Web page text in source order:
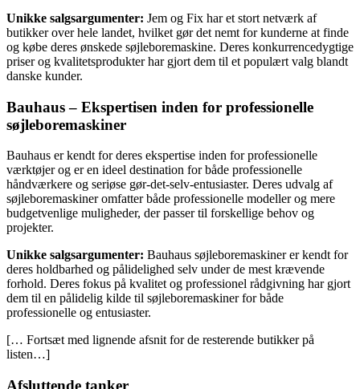
Unikke salgsargumenter: Jem og Fix har et stort netværk af
butikker over hele landet, hvilket gør det nemt for kunderne at finde
og købe deres ønskede søjleboremaskine. Deres konkurrencedygtige
priser og kvalitetsprodukter har gjort dem til et populært valg blandt
danske kunder.
Bauhaus – Ekspertisen inden for professionelle
søjleboremaskiner
Bauhaus er kendt for deres ekspertise inden for professionelle
værktøjer og er en ideel destination for både professionelle
håndværkere og seriøse gør-det-selv-entusiaster. Deres udvalg af
søjleboremaskiner omfatter både professionelle modeller og mere
budgetvenlige muligheder, der passer til forskellige behov og
projekter.
Unikke salgsargumenter: Bauhaus søjleboremaskiner er kendt for
deres holdbarhed og pålidelighed selv under de mest krævende
forhold. Deres fokus på kvalitet og professionel rådgivning har gjort
dem til en pålidelig kilde til søjleboremaskiner for både
professionelle og entusiaster.
[… Fortsæt med lignende afsnit for de resterende butikker på
listen…]
Afsluttende tanker